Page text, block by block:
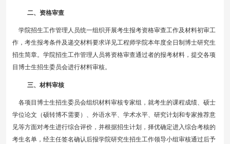
二、资格审查
学院招生工作管理人员统一组织开展考生报考资格审查工作及材料初审工
作 ，考生报考条件及递交材料要求详见工程师学院本年度全日制博士研究生
招生简章。学院招生工作管理人员将资格审查通过者的报考材料 ， 提交各项
目 博士生招生委员会进行材料审核。
三、材料审核
各项目博士生招生委员会组织材料审核专家组，就考生的课程成绩、硕士
学位论文（硕转博不需要）、外语水平、学术水平、研究计划和专家推荐意
见等方面对考生进行综合评价 ，并根据招生计划， 择优确定进入综合考核的
考生名单， 经主任签名确认后报学院研究生招生工作领导小组审核通过后予